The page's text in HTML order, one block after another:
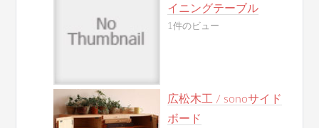
イニングテーブル
1件のビュー
広松木工 / sonoサイド
ボード